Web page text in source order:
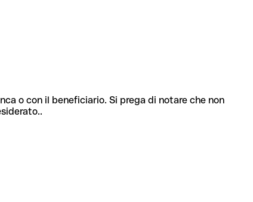
o con il beneficiario. Si prega di notare che non